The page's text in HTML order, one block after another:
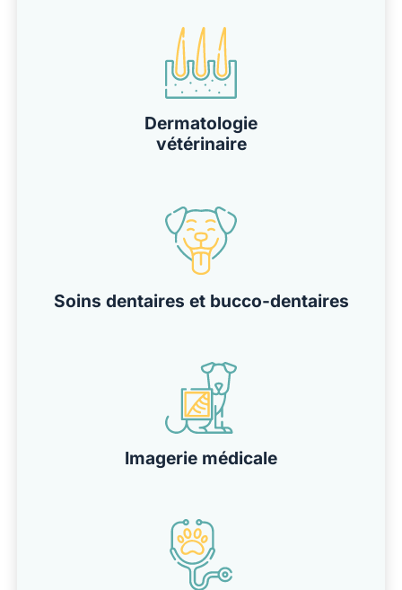
Dermatologie
vétérinaire
Soins dentaires et bucco-dentaires
Imagerie médicale